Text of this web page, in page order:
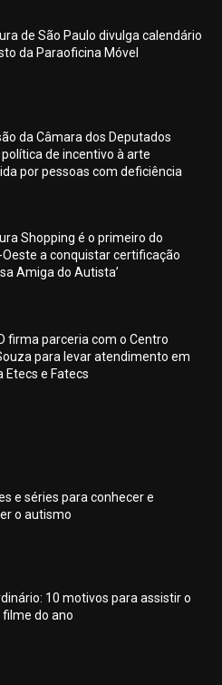
de São Paulo divulga calendário
da Paraoficina Móvel
da Câmara dos Deputados
de incentivo à arte
por pessoas com deficiência
Shopping é o primeiro do
a conquistar certificação
Amiga do Autista’
firma parceria com o Centro
para levar atendimento em
Etecs e Fatecs
e séries para conhecer e
o autismo
10 motivos para assistir o
do ano